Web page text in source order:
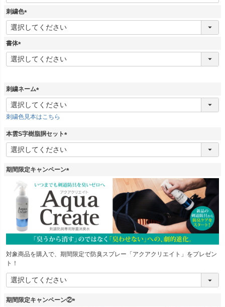
刺繍色
(
必
書体
(
必
刺繍ネーム
(
必
須
刺繍色見本はこちら
本雲S字樹脂胴セット
(
)
期間限定キャンペーン
必
須
)
対象商品を購入で、期間限定で防臭スプレー「アクアクリエイト」をプレゼン
ト！
期間限定キャンペーン②